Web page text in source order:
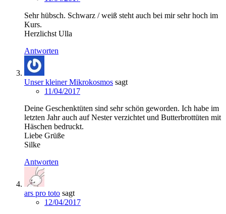
Sehr hübsch. Schwarz / weiß steht auch bei mir sehr hoch im
Kurs.
Herzlichst Ulla
Antworten
Unser kleiner Mikrokosmos sagt
11/04/2017
Deine Geschenktüten sind sehr schön geworden. Ich habe im
letzten Jahr auch auf Nester verzichtet und Butterbrottüten mit
Häschen bedruckt.
Liebe Grüße
Silke
Antworten
ars pro toto sagt
12/04/2017